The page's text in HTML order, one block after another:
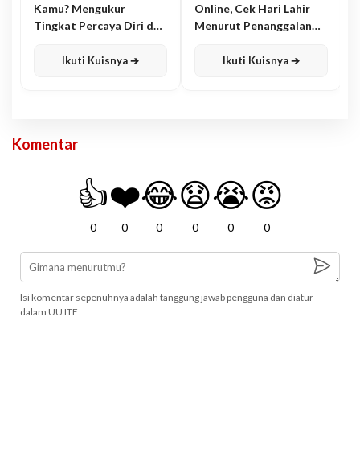
Kamu? Mengukur
Tingkat Percaya Diri dan
Ikuti Kuisnya ➔
Online, Cek Hari Lahir
Menurut Penanggalan
Ikuti Kuisnya ➔
Komentar
👍
0
❤️
0
😂
0
😧
0
😭
0
😡
0
Isi komentar sepenuhnya adalah tanggung jawab pengguna dan diatur
dalam UU ITE